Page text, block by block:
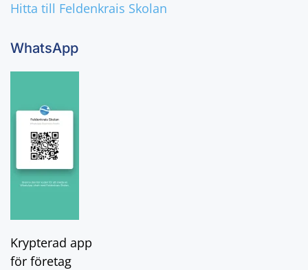
Hitta till Feldenkrais Skolan
WhatsApp
Krypterad app
för företag